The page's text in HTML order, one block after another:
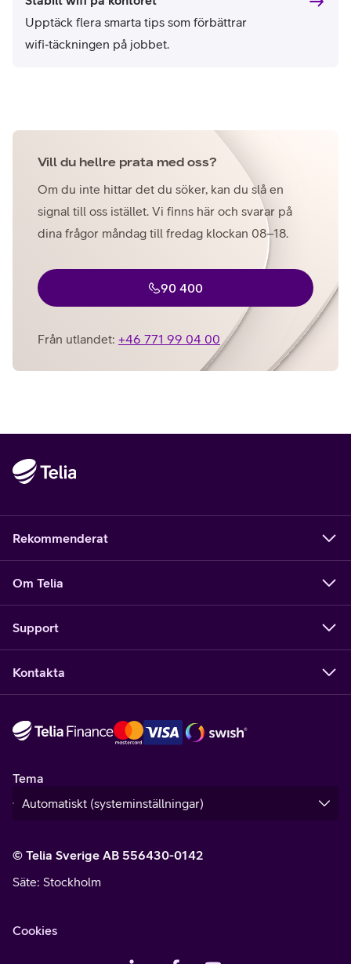
Upptäck flera smarta tips som förbättrar
wifi‑täckningen på jobbet.
Vill du hellre prata med oss?
Om du inte hittar det du söker, kan du slå en
signal till oss istället. Vi finns här och svarar på
dina frågor måndag till fredag klockan 08–18.
90 400
Från utlandet: +46 771 99 04 00
Rekommenderat
Om Telia
Support
Kontakta
Tema
© Telia Sverige AB 556430-0142
Säte: Stockholm
Cookies